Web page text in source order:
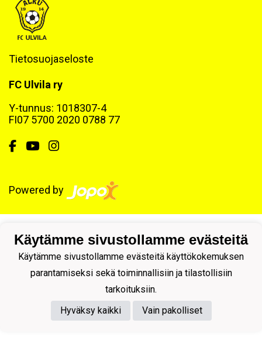
Tietosuojaseloste
FC Ulvila ry
Y-tunnus: 1018307-4
FI07 5700 2020 0788 77
Powered by
Käytämme sivustollamme evästeitä
Käytämme sivustollamme evästeitä käyttökokemuksen
parantamiseksi sekä toiminnallisiin ja tilastollisiin
tarkoituksiin.
Hyväksy kaikki
Vain pakolliset